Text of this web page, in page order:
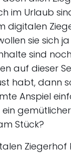
im Urlaub
digitalen
sie sich
sind
auf dieser
habt, dann
Anspiel
ein
Stück?
Ziegerhof